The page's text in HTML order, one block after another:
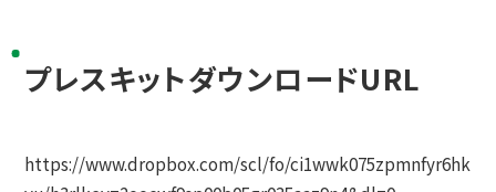
プレスキットダウンロードURL
https://www.dropbox.com/scl/fo/ci1wwk075zpmnfyr6hk